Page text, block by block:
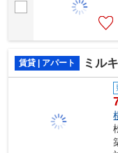
賃貸 | アパート ミル